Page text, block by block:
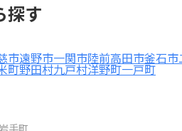
探す
市遠野市一関市陸前高田市釜石市
町野田村九戸村洋野町一戸町
岩手町